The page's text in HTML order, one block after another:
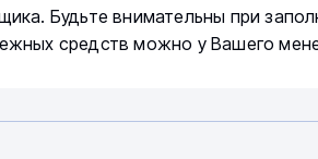
Будьте внимательны при
средств можно у Вашего